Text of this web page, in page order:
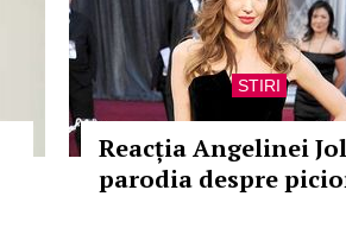
STIRI
Reacția Angelinei
parodia despre